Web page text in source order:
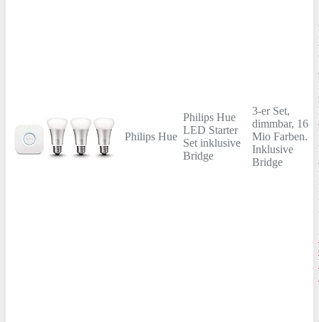
Philips Hue
Philips Hue
LED Starter
Set inklusive
Bridge
3-er Set,
dimmbar, 16
Mio Farben.
Inklusive
Bridge